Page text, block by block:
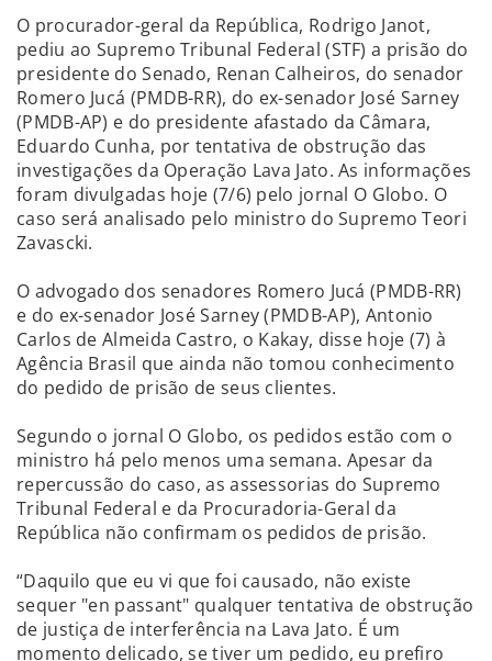
O procurador-geral da República, Rodrigo Janot,
pediu ao Supremo Tribunal Federal (STF) a prisão do
presidente do Senado, Renan Calheiros, do senador
Romero Jucá (PMDB-RR), do ex-senador José Sarney
(PMDB-AP) e do presidente afastado da Câmara,
Eduardo Cunha, por tentativa de obstrução das
investigações da Operação Lava Jato. As informações
foram divulgadas hoje (7/6) pelo jornal O Globo. O
caso será analisado pelo ministro do Supremo Teori
Zavascki.
O advogado dos senadores Romero Jucá (PMDB-RR)
e do ex-senador José Sarney (PMDB-AP), Antonio
Carlos de Almeida Castro, o Kakay, disse hoje (7) à
Agência Brasil que ainda não tomou conhecimento
do pedido de prisão de seus clientes.
Segundo o jornal O Globo, os pedidos estão com o
ministro há pelo menos uma semana. Apesar da
repercussão do caso, as assessorias do Supremo
Tribunal Federal e da Procuradoria-Geral da
República não confirmam os pedidos de prisão.
“Daquilo que eu vi que foi causado, não existe
sequer "en passant" qualquer tentativa de obstrução
de justiça de interferência na Lava Jato. É um
momento delicado, se tiver um pedido, eu prefiro